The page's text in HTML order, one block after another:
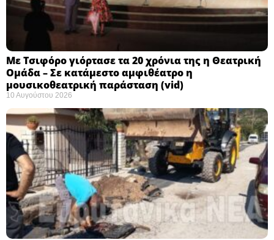
Με Τσιφόρο γιόρτασε τα 20 χρόνια της η Θεατρική
Ομάδα – Σε κατάμεστο αμφιθέατρο η
μουσικοθεατρική παράσταση (vid)
10 Αυγούστου 2026